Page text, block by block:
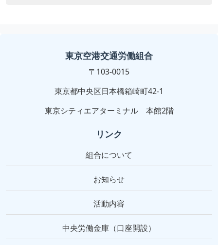
東京空港交通労働組合
〒103-0015
東京都中央区日本橋箱崎町42-1
東京シティエアターミナル 本館2階
リンク
組合について
お知らせ
活動内容
中央労働金庫（口座開設）